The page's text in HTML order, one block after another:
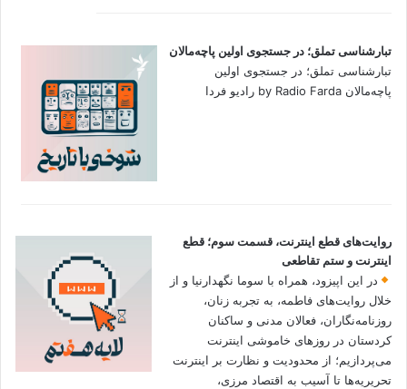
تبارشناسی تملق؛ در جستجوی اولین‌ پاچه‌مالان
تبارشناسی تملق؛ در جستجوی اولین‌
پاچه‌مالان by Radio Farda رادیو فردا
روایت‌های قطع اینترنت، قسمت سوم؛ قطع
اینترنت و ستم تقاطعی
در این اپیزود، همراه با سوما نگهدارنیا و از
خلال روایت‌های فاطمه، به تجربه زنان،
روزنامه‌نگاران، فعالان مدنی و ساکنان
کردستان در روزهای خاموشی اینترنت
می‌پردازیم؛ از محدودیت و نظارت بر اینترنت
تحریریه‌ها تا آسیب به اقتصاد مرزی،